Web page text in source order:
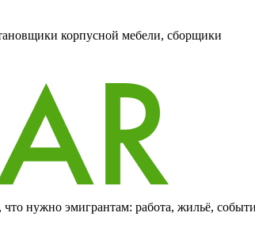
корпусной мебели, сборщики
нужно эмигрантам: работа, жильё,